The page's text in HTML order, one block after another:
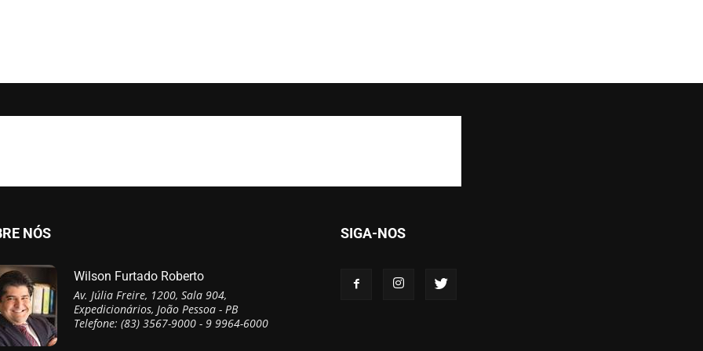
NÓS
Wilson Furtado Roberto
Av. Júlia Freire, 1200, Sala 904,
Expedicionários, João Pessoa - PB
Telefone: (83) 3567-9000 - 9 9964-6000
SIGA-NOS